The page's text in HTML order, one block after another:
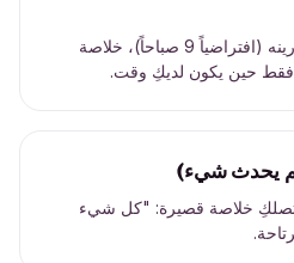
في الوقت الذي تختارينه (افتراضياً 9 صباحاً)، خلاصة
فقط حين يكون لديكِ وقت.
يحدث شيء)
خلاصة قصيرة: "كل شيء